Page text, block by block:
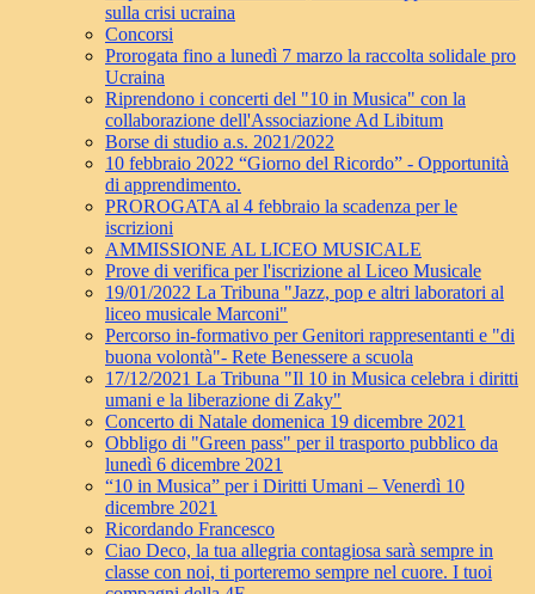
sulla crisi ucraina
Concorsi
Prorogata fino a lunedì 7 marzo la raccolta solidale pro
Ucraina
Riprendono i concerti del "10 in Musica" con la
collaborazione dell'Associazione Ad Libitum
Borse di studio a.s. 2021/2022
10 febbraio 2022 “Giorno del Ricordo” - Opportunità
di apprendimento.
PROROGATA al 4 febbraio la scadenza per le
iscrizioni
AMMISSIONE AL LICEO MUSICALE
Prove di verifica per l'iscrizione al Liceo Musicale
19/01/2022 La Tribuna "Jazz, pop e altri laboratori al
liceo musicale Marconi"
Percorso in-formativo per Genitori rappresentanti e "di
buona volontà"- Rete Benessere a scuola
17/12/2021 La Tribuna "Il 10 in Musica celebra i diritti
umani e la liberazione di Zaky"
Concerto di Natale domenica 19 dicembre 2021
Obbligo di "Green pass" per il trasporto pubblico da
lunedì 6 dicembre 2021
“10 in Musica” per i Diritti Umani – Venerdì 10
dicembre 2021
Ricordando Francesco
Ciao Deco, la tua allegria contagiosa sarà sempre in
classe con noi, ti porteremo sempre nel cuore. I tuoi